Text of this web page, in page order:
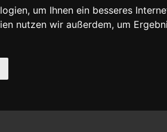
um Ihnen ein besseres
nutzen wir außerdem, um